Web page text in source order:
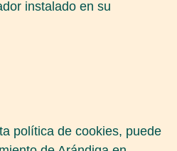
instalado en su
política de cookies, puede